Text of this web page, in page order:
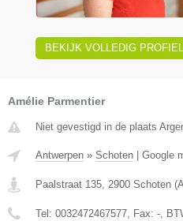
BEKIJK VOLLEDIG PROFIEL
Amélie Parmentier
Niet gevestigd in de plaats
Antwerpen » Schoten Google
Paalstraat 135, 2900 Schoten (
Tel: 0032472467577, Fax: -,